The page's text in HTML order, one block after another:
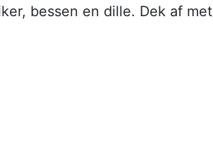
bessen en dille. Dek af met